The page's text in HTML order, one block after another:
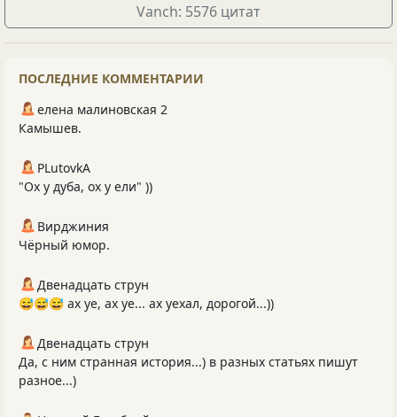
Vanch: 5576 цитат
ПОСЛЕДНИЕ КОММЕНТАРИИ
елена малиновская 2
Камышев.
PLutоvkА
"Ох у дуба, ох у ели" ))
Вирджиния
Чёрный юмор.
Двенадцать струн
😅😅😅 ах уе, ах уе... ах уехал, дорогой...))
Двенадцать струн
Да, с ним странная история...) в разных статьях пишут
разное...)